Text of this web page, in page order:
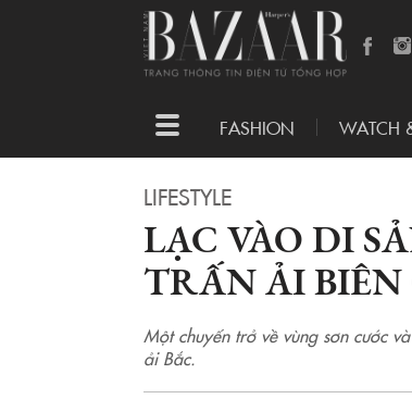
Toggle
navigation
FASHION WATCH
LIFESTYLE
LẠC VÀO DI
TRẤN ẢI BIÊN
Một chuyến trở về vùng sơn cước
ải Bắc.